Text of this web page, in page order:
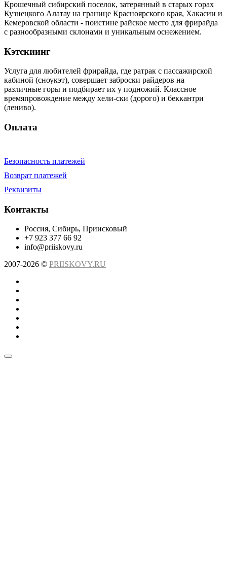
Крошечный сибирский поселок, затерянный в старых горах
Кузнецкого Алатау на границе Красноярского края, Хакасии и
Кемеровской области - поистине райское место для фрирайда
с разнообразными склонами и уникальным оснежением.
Кэтскиинг
Услуга для любителей фрирайда, где ратрак с пассажирской
кабиной (сноукэт), совершает заброски райдеров на
различные горы и подбирает их у подножий. Классное
времяпровождение между хели-ски (дорого) и беккантри
(лениво).
Оплата
Безопасность платежей
Возврат платежей
Реквизиты
Контакты
Россия, Сибирь, Приисковый
+7 923 377 66 92
info@priiskovy.ru
2007-2026 © PRIISKOVY.RU